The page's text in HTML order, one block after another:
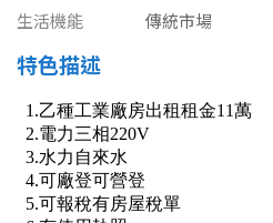
雲林縣
嘉義縣
台南市
不拘
20~30 坪
40~50 坪
60~70 坪
生活機能
傳統市場
特色描述